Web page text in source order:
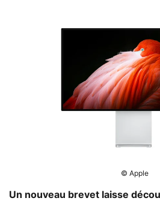
© Apple
Un nouveau brevet laisse